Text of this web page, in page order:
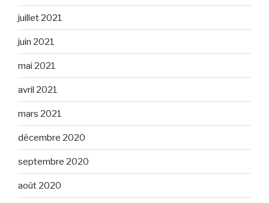
juillet 2021
juin 2021
mai 2021
avril 2021
mars 2021
décembre 2020
septembre 2020
août 2020